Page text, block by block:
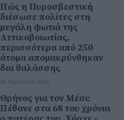
Πώς η Πυροσβεστική
διέσωσε πολίτες στη
μεγάλη φωτιά της
Αττικοβοιωτίας,
περισσότερα από 250
άτομα απομακρύνθηκαν
δια θαλάσσης
08 Αυγούστου 2026
Θρήνος για τον Μέσι:
Πέθανε στα 68 του χρόνια